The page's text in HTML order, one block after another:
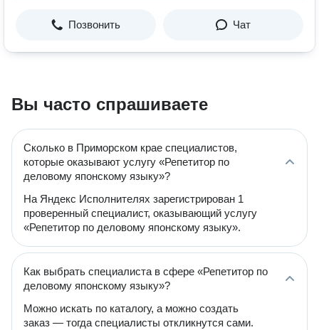
Позвонить Чат
Вы часто спрашиваете
Сколько в Приморском крае специалистов,
которые оказывают услугу «Репетитор по
деловому японскому языку»?
На Яндекс Исполнителях зарегистрирован 1
проверенный специалист, оказывающий услугу
«Репетитор по деловому японскому языку».
Как выбрать специалиста в сфере «Репетитор по
деловому японскому языку»?
Можно искать по каталогу, а можно создать
заказ — тогда специалисты откликнутся сами.